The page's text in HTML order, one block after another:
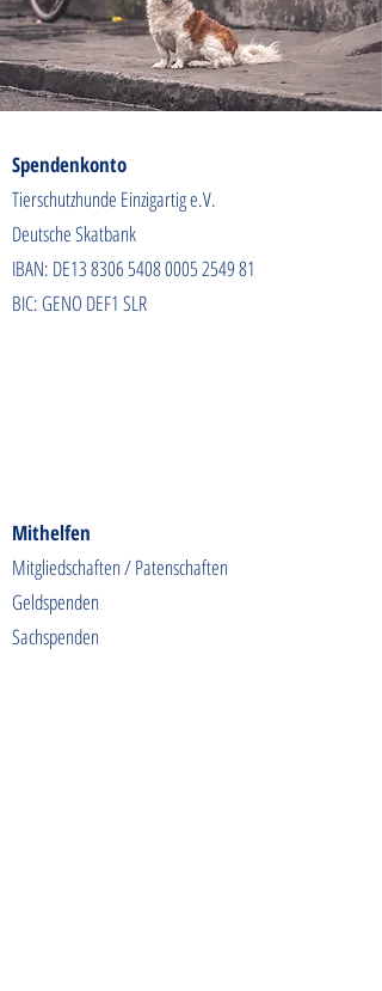
Spendenkonto
Tierschutzhunde Einzigartig e.V.
Deutsche Skatbank
IBAN: DE138306 5408 0005 254981
BIC: GENO DEF1 SLR
Mithelfen
Mitgliedschaften / Patenschaften
Geldspenden
Sachspenden